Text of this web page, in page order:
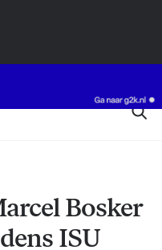
Bosker
ISU